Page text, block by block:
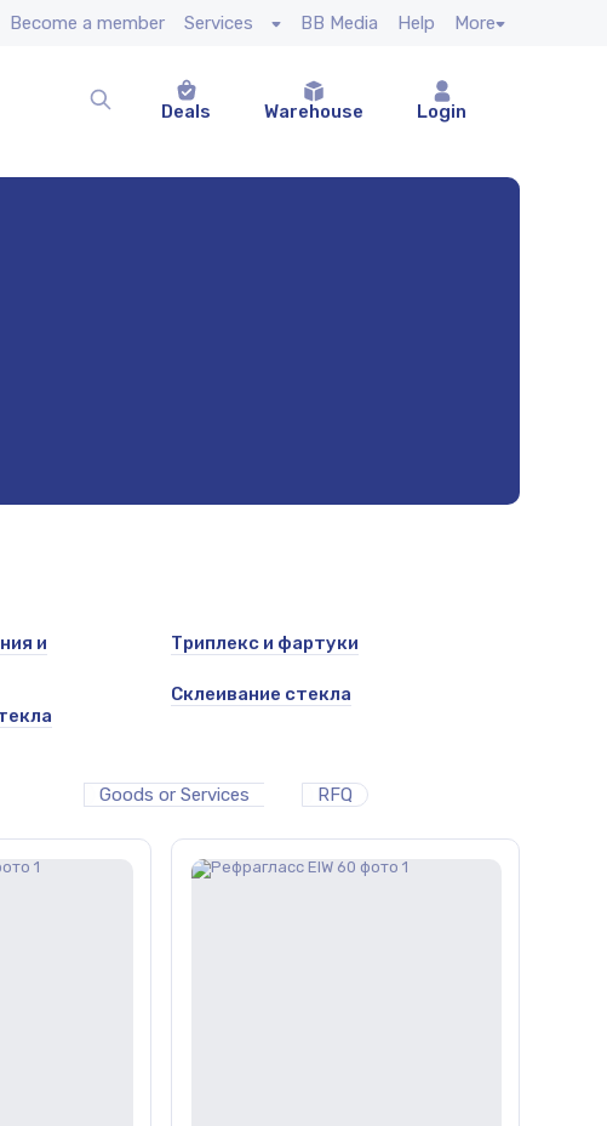
Become a member Services BB Media Help More
Deals
Warehouse Login
и
Триплекс и фартуки
Склеивание стекла
Goods or Services RFQ